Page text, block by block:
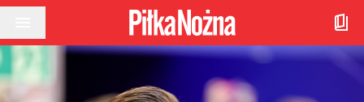
Przejdź do treści